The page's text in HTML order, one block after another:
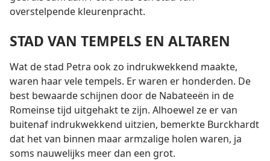
overstelpende kleurenpracht.
STAD VAN TEMPELS EN ALTAREN
Wat de stad Petra ook zo indrukwekkend maakte,
waren haar vele tempels. Er waren er honderden. De
best bewaarde schijnen door de Nabateeën in de
Romeinse tijd uitgehakt te zijn. Alhoewel ze er van
buitenaf indrukwekkend uitzien, bemerkte Burckhardt
dat het van binnen maar armzalige holen waren, ja
soms nauwelijks meer dan een grot.